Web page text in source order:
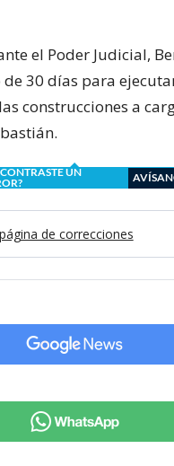
el Poder Judicial,
30 días para
construcciones a
UN
de correcciones